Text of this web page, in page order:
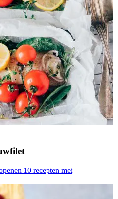
10 recepten met